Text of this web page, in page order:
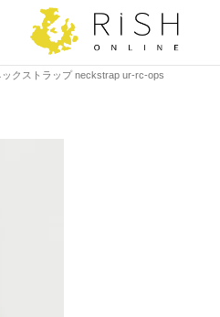
クストラップ neckstrap ur-rc-ops